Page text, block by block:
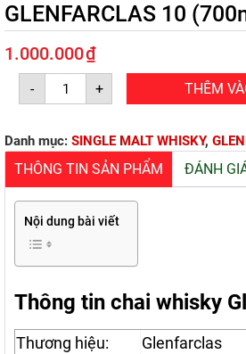
GLENFARCLAS 10
1.000.000₫
-
GLENFARCLAS
(700ml/40%)
lượng
+ THÊM
Danh mục: SINGLE MALT WHISKY,
THÔNG TIN SẢN PHẨM ĐÁNH
Nội dung bài viết
Thông tin chai whisky
Thương hiệu:
Glenfarclas